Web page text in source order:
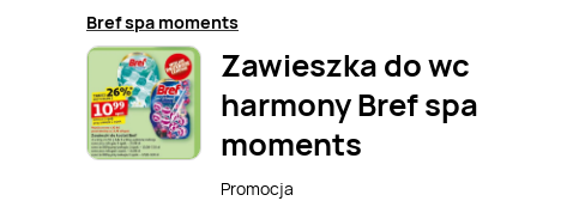
Bref spa moments
Zawieszka do wc
harmony Bref spa
moments
Promocja